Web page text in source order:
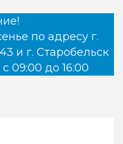
по адресу г.
и г. Старобельск
09:00 до 16:00